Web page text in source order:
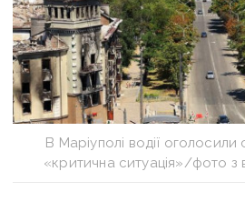
В Маріуполі водії оголосили
«критична ситуація»/фото з